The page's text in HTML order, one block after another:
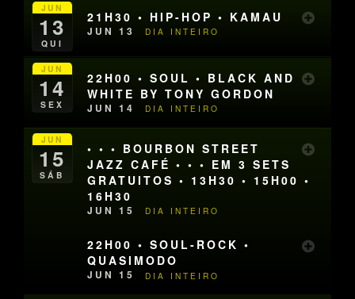
JUN
13
QUI
21H30 • HIP-HOP • KAMAU
JUN 13 DIA INTEIRO
JUN
14
SEX
22H00 • SOUL • BLACK AND
WHITE BY TONY GORDON
JUN 14 DIA INTEIRO
JUN
15
SÁB
• • • BOURBON STREET
JAZZ CAFÉ • • • EM 3 SETS
GRATUITOS • 13H30 • 15H00 •
16H30
JUN 15 DIA INTEIRO
22H00 • SOUL-ROCK •
QUASIMODO
JUN 15 DIA INTEIRO